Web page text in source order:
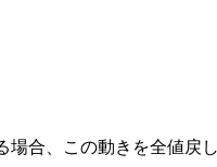
場合、この動きを全値戻